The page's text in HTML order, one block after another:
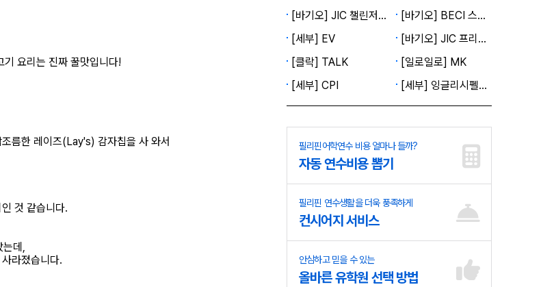
요리는 진짜 꿀맛입니다!
름한 레이즈(Lay's) 감자칩을 사 와서
것 같습니다.
는데,
라졌습니다.
[바기오] JIC 챌린저캠퍼스
[바기오] BECI 스파르타캠퍼스
[세부] EV
[바기오] JIC 프리미엄캠퍼스
[클락] TALK
[일로일로] MK
[세부] CPI
[세부] 잉글리시펠라 1캠퍼스
필리핀어학연수 비용 얼마나 들까?
자동 연수비용 뽑기
필리핀 연수생활을 더욱 풍족하게
컨시어지 서비스
안심하고 믿을 수 있는
올바른 유학원 선택 방법